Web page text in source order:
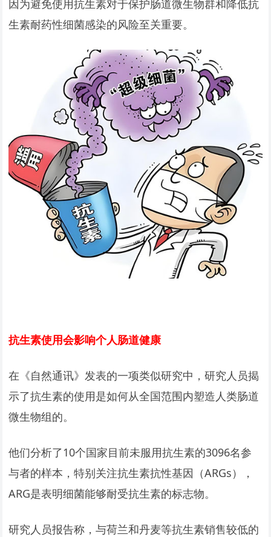
因为避免使用抗生素对于保护肠道微生物群和降低抗
生素耐药性细菌感染的风险至关重要。
抗生素使用会影响个人肠道健康
在《自然通讯》发表的一项类似研究中，研究人员揭
示了抗生素的使用是如何从全国范围内塑造人类肠道
微生物组的。
他们分析了10个国家目前未服用抗生素的3096名参
与者的样本，特别关注抗生素抗性基因（ARGs），
ARG是表明细菌能够耐受抗生素的标志物。
研究人员报告称，与荷兰和丹麦等抗生素销售较低的